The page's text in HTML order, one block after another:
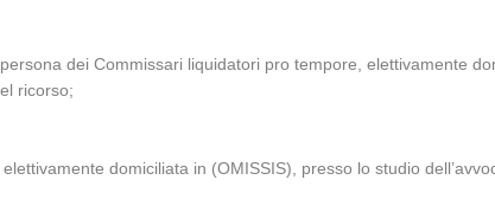
dei Commissari liquidatori pro tempore, elettivamente
ricorso;
domiciliata in (OMISSIS), presso lo studio